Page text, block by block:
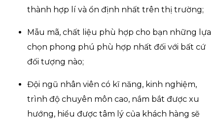
thành hợp lí và ổn định nhất trên thị trường;
Mẫu mã, chất liệu phù hợp cho bạn những lựa
chọn phong phú phù hợp nhất đối với bất cứ
đối tượng nào;
Đội ngũ nhân viên có kĩ năng, kinh nghiệm,
trình độ chuyên môn cao, nắm bắt được xu
hướng, hiểu được tâm lý của khách hàng sẽ